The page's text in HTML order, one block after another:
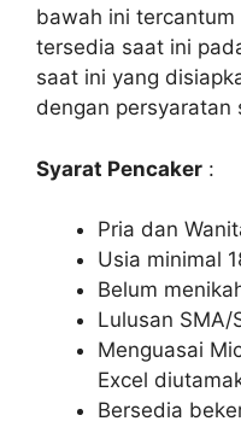
bawah ini
tersedia saat ini
saat ini yang
dengan persyaratan
Syarat Pencaker :
Pria dan
Usia minimal
Belum
Lulusan SMA/
Menguasai
Excel
Bersedia